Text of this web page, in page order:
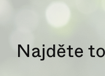
Najděte